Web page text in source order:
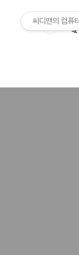
씨디맨의 컴퓨